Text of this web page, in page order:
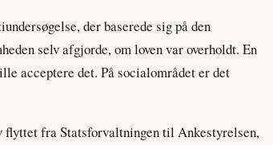
der baserede sig på den
selv afgjorde, om loven var overholdt. En
acceptere det. På socialområdet er det
fra Statsforvaltningen til Ankestyrelsen,